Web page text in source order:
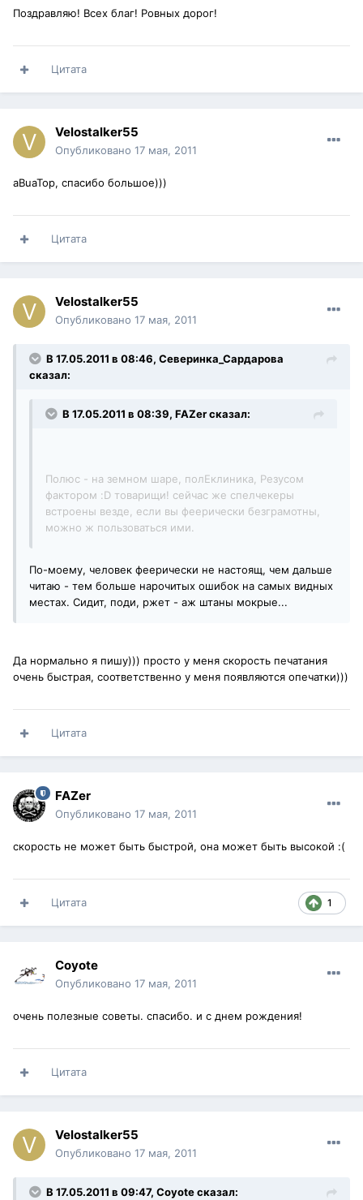
Поздравляю! Всех благ! Ровных дорог!
Цитата
Velostalker55
Опубликовано 17 мая, 2011
aBuaTop, спасибо большое)))
Цитата
Velostalker55
Опубликовано 17 мая, 2011
В 17.05.2011 в 08:46, Северинка_Сардарова
сказал:
В 17.05.2011 в 08:39, FAZer сказал:
Полюс - на земном шаре, полЕклиника, Резусом
фактором :D товарищи! сейчас же спелчекеры
встроены везде, если вы феерически безграмотны,
можно ж пользоваться ими.
По-моему, человек феерически не настоящ, чем дальше
читаю - тем больше нарочитых ошибок на самых видных
местах. Сидит, поди, ржет - аж штаны мокрые...
Да нормально я пишу))) просто у меня скорость печатания
очень быстрая, соответственно у меня появляются опечатки)))
Цитата
FAZer
Опубликовано 17 мая, 2011
скорость не может быть быстрой, она может быть высокой :(
1
Цитата
Coyote
Опубликовано 17 мая, 2011
очень полезные советы. спасибо. и с днем рождения!
Цитата
Velostalker55
Опубликовано 17 мая, 2011
В 17.05.2011 в 09:47, Coyote сказал: